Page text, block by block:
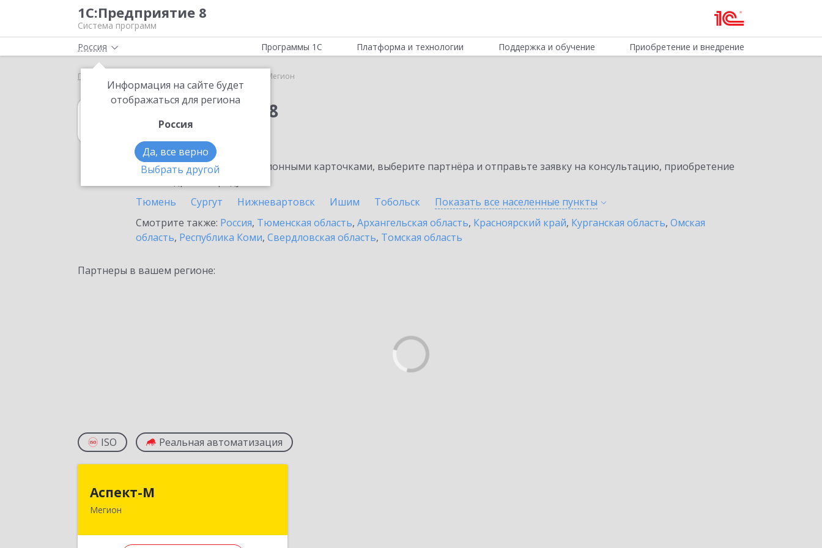
1С:Предприятие 8
Система программ
Россия
Информация на сайте будет
отображаться для региона
Россия
Да, все верно
Выбрать другой
Программы 1С Платформа и технологии Поддержка и обучение Приобретение и внедрение
Главная Мегион
1С:Упрощенка 8
в Мегионе
Ознакомьтесь с информационными карточками, выберите партнёра и отправьте заявку на консультацию, приобретение
Тюмень
Сургут Нижневартовск Ишим Тобольск Показать все населенные пункты
Смотрите также: Россия, Тюменская область, Архангельская область, Красноярский край, Курганская область, Омская
область, Республика Коми, Свердловская область, Томская область
Партнеры в вашем регионе:
ISO Реальная автоматизация
Аспект-М
Мегион
г, Строителей ул, дом № 2/3